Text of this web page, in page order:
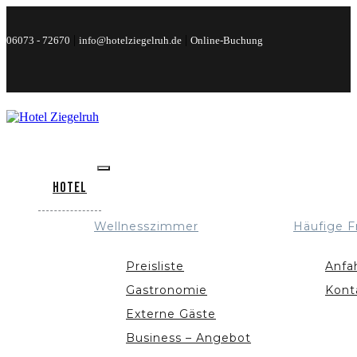
06073 - 72670 info@hotelziegelruh.de Online-Buchung
Hotel
Wellnesszimmer
Preisliste
Gastronomie
Externe Gäste
Business – Angebot
Häufige